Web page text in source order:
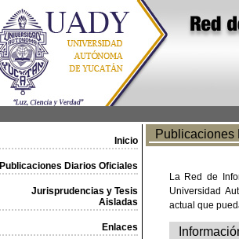
Inicio
Publicaciones Diarios Oficiales
Jurisprudencias y Tesis
Aisladas
Enlaces
Publicaciones
La Red de
Universidad
actual que